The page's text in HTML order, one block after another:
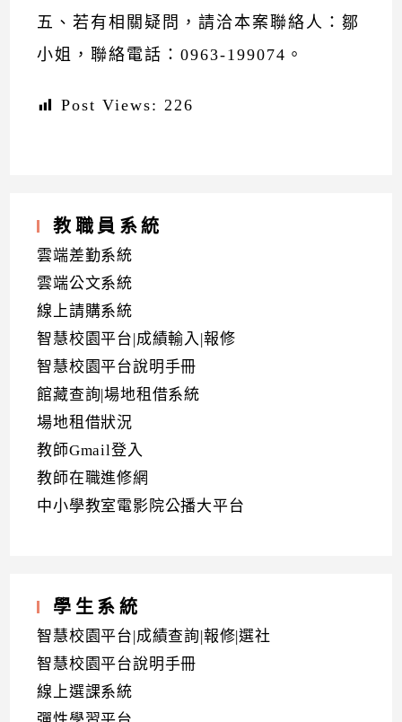
五、若有相關疑問，請洽本案聯絡人：鄒
小姐，聯絡電話：0963-199074。
Post Views: 226
教職員系統
雲端差勤系統
雲端公文系統
線上請購系統
智慧校園平台|成績輸入|報修
智慧校園平台說明手冊
館藏查詢|場地租借系統
場地租借狀況
教師Gmail登入
教師在職進修網
中小學教室電影院公播大平台
學生系統
智慧校園平台|成績查詢|報修|選社
智慧校園平台說明手冊
線上選課系統